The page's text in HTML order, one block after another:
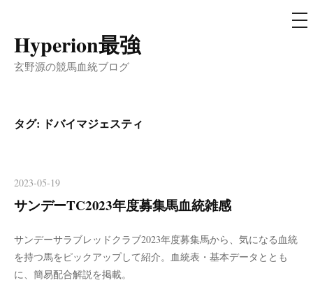
コ
ン
ツ
へ
ッ
プ
Hyperion最強
玄野源の競馬血統ブログ
メ
ニ
タグ: ドバイマジェスティ
2023-05-19
サンデーTC2023年度募集馬血統雑感
サンデーサラブレッドクラブ2023年度募集馬から、気になる血統
を持つ馬をピックアップして紹介。血統表・基本データととも
に、簡易配合解説を掲載。